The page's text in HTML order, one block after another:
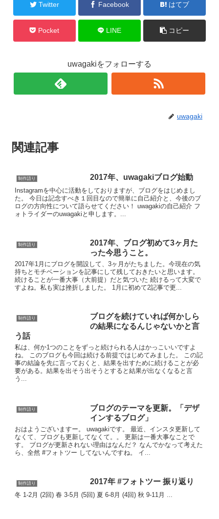
Twitter Facebook はてブ
Pocket LINE コピー
uwagakiをフォローする
uwagaki
関連記事
制作語り 2017年、uwagakiブログ始動
Instagramを中心に活動をしておりますが、ブログをはじめまし
た。 今日は記念すべき１回目なので簡単に自己紹介と、今後のブ
ログの方向性について語らせてください！ uwagakiの自己紹介 フ
ォトライダーのuwagakiと申します。...
制作語り
2017年、ブログ初めて3ヶ月た
った今思うこと。
2017年1月にブログを開設して、3ヶ月がたちました。今現在の気
持ちとモチベーションを記事にして残しておきたいと思います。
続けることが一番大事（大前提）だと気づいた 続けるって大変で
すよね。私も実は挫折しました。 1月に初めて2記事で更...
制作語り
ブログを続けていれば何かしら
の結果になるんじゃないかと言
う話
私は、何か1つのことをずっと続けられる人はかっこいいですよ
ね。 このブログも今回は続ける前提ではじめてみました。 この記
事の結論を先に言っておくと、結果を出すために続けることが必
要がある。結果を出そう出そうとすると結果が出なくなると言
う...
制作語り
ブログのテーマを更新。「デザ
インするブログ」
おはようございますー。 uwagakiです。 最近、インスタ更新して
なくて、ブログも更新してなくて。。 更新は一番大事なことで
す。 ブログが更新されない理由はなんだ？ なんでかなって考えた
ら、全然 #フォトツー してないんですね。 イ...
制作語り 2017年 #フォトツー 振り返り
冬 1-2月 (2回) 春 3-5月 (5回) 夏 6-8月 (4回) 秋 9-11月 ...